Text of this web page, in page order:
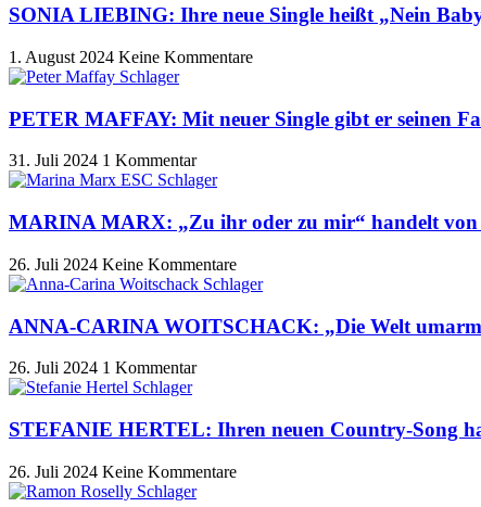
SONIA LIEBING: Ihre neue Single heißt „Nein
1. August 2024 Keine Kommentare
PETER MAFFAY: Mit neuer Single gibt er seinen
31. Juli 2024 1 Kommentar
MARINA MARX: „Zu ihr oder zu mir“ handelt von
26. Juli 2024 Keine Kommentare
ANNA-CARINA WOITSCHACK: „Die Welt
26. Juli 2024 1 Kommentar
STEFANIE HERTEL: Ihren neuen Country-Song
26. Juli 2024 Keine Kommentare